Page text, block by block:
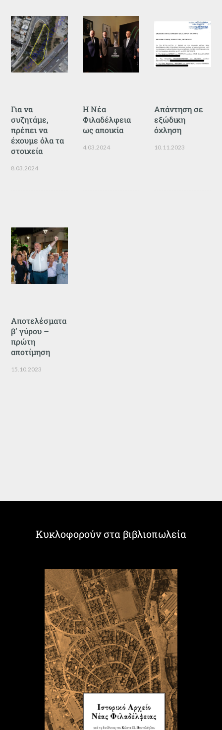
Για να
συζητάμε,
πρέπει να
έχουμε όλα τα
στοιχεία
8.03.2024
Η Νέα
Φιλαδέλφεια
ως αποικία
4.03.2024
Απάντηση σε
εξώδικη
όχληση
10.11.2023
Αποτελέσματα
β’ γύρου –
πρώτη
αποτίμηση
15.10.2023
Κυκλοφορούν στα βιβλιοπωλεία